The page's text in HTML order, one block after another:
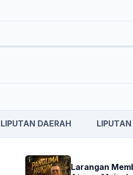
LIPUTAN DAERAH
Larangan